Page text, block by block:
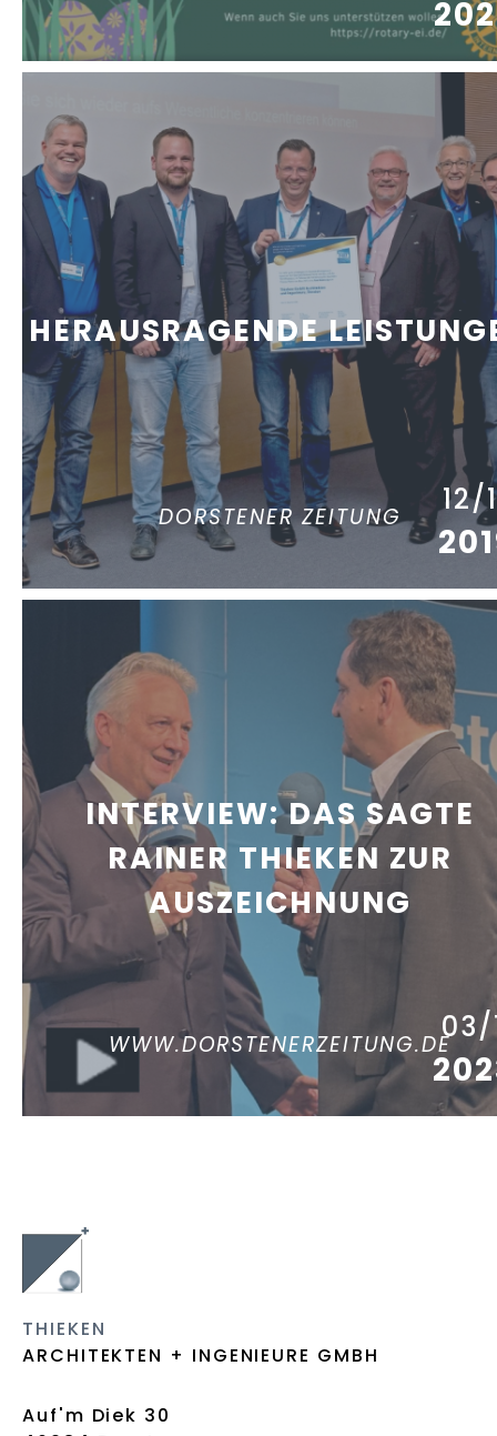
HERAUSRAGENDE
DORSTENER ZEITUNG 12/
INTERVIEW: DAS SAGTE
RAINER THIEKEN ZUR
AUSZEICHNUNG
WWW.DORSTENERZEITUNG.DE03/
THIEKEN
ARCHITEKTEN + INGENIEURE GMBH
Auf'm Diek 30